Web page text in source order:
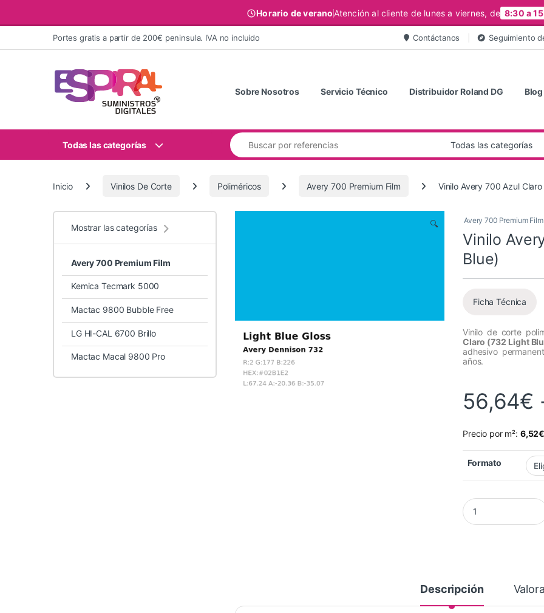
Horario de veranoAtención al cliente de lunes a viernes, de 8:30 a
Ir al contenidoPortes gratis a partir de 200€ peninsula. IVA no incluido Contáctanos Seguimiento
Sobre Nosotros Servicio Técnico Distribuidor Roland DG Blog
Todas las categorías
Buscar:
Inicio Vinilos De Corte Poliméricos Avery 700 Premium Film Vinilo Avery 700 Azul
🔍 Avery 700 Premium Film
Vinilo
Blue)
Ficha Técnica
Vinilo de corte
Claro (732 Light
adhesivo
años.
56,64€
Precio por m²: 6,52€
Formato
Vinilo Avery 700
Descripción
Mostrar las categorías
Avery 700 Premium Film
Kemica Tecmark 5000
Mactac 9800 Bubble Free
LG HI-CAL 6700 Brillo
Mactac Macal 9800 Pro